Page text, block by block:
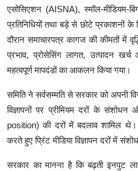
एसोसिएशन (AISNA), स्मॉल-मीडियम-
प्रतिनिधियों तथा बड़े से छोटे प्रकाशनों के
दौरान समाचारपत्र कागज की कीमतों में
प्रभाव, प्रोसेसिंग लागत, उत्पादन खर्च
महत्वपूर्ण मापदंडों का आकलन किया गया।
समिति ने सर्वसम्मति से सरकार को अपनी
विज्ञापनों पर प्रीमियम दरों के संशोधन
position) की दरों में बदलाव शामिल थे।
करते हुए प्रिंट मीडिया विज्ञापन दरों में
सरकार का मानना है कि बढ़ती इनपुट